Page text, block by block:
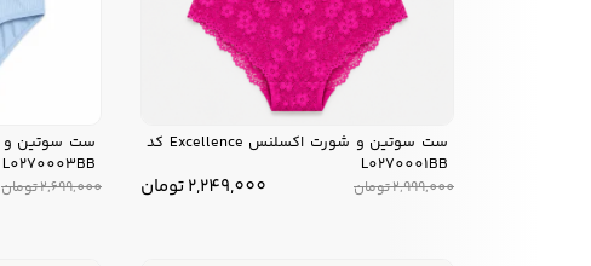
ست سوتین و شورت اکسلنس Excellence کد
L0270001BB
2,999,000تومان 2,249,000تومان
L0270003BB
2,699,000تومان